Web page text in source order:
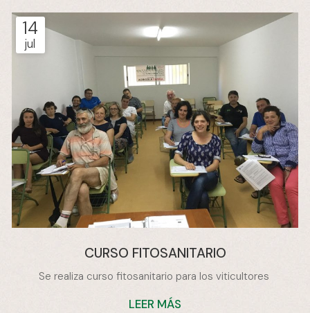
presentación. http://www.farodevigo.es/portada-
arousa/2017/05/11/asociacion-vendima-divulga-video-
14
jul
CURSO FITOSANITARIO
Se realiza curso fitosanitario para los viticultores
LEER MÁS